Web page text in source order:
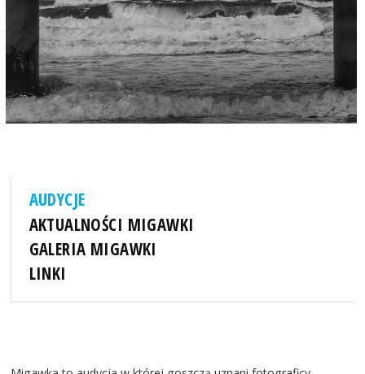
AUDYCJE
AKTUALNOŚCI MIGAWKI
GALERIA MIGAWKI
LINKI